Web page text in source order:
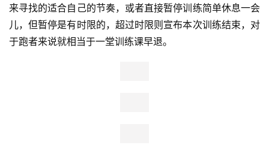
来寻找的适合自己的节奏，或者直接暂停训练简单休息一会
儿，但暂停是有时限的，超过时限则宣布本次训练结束，对
于跑者来说就相当于一堂训练课早退。